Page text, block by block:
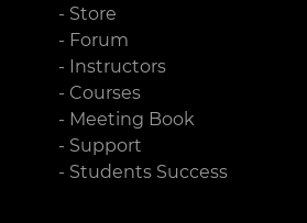
- Store
- Forum
- Instructors
- Courses
- Meeting Book
- Support
- Students Success